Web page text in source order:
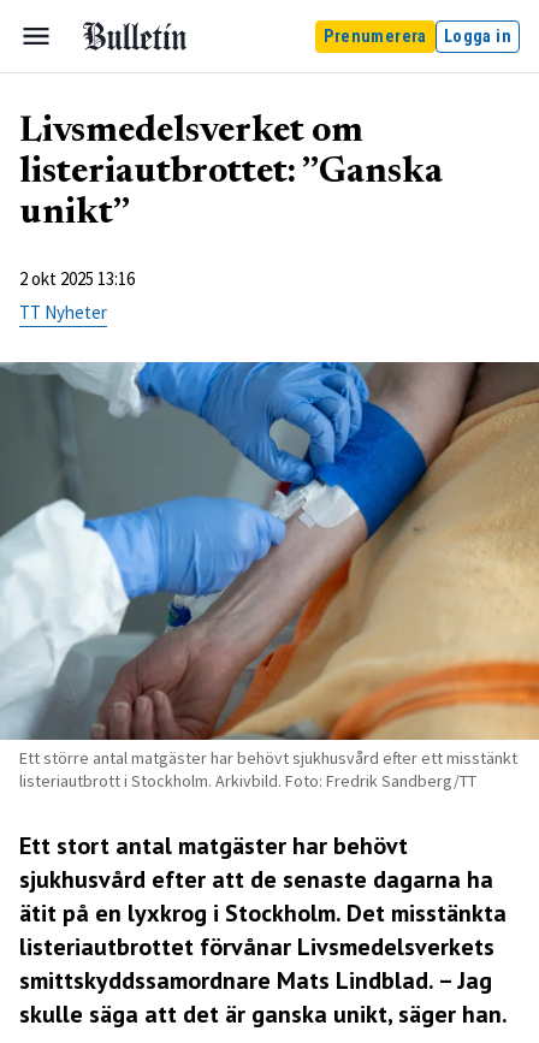
Prenumerera Logga in
Livsmedelsverket om
listeriautbrottet: ”Ganska
unikt”
2 okt 2025 13:16
TT Nyheter
Ett större antal matgäster har behövt sjukhusvård efter ett misstänkt
listeriautbrott i Stockholm. Arkivbild. Foto: Fredrik Sandberg/TT
Ett stort antal matgäster har behövt
sjukhusvård efter att de senaste dagarna ha
ätit på en lyxkrog i Stockholm. Det misstänkta
listeriautbrottet förvånar Livsmedelsverkets
smittskyddssamordnare Mats Lindblad. – Jag
skulle säga att det är ganska unikt, säger han.